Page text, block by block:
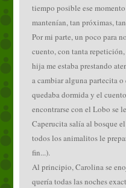
tiempo posible ese
mantenían, tan próximas,
Por mi parte, un poco para
cuento, con tanta
hija me estaba prestando
a cambiar alguna partecita
quedaba dormida y el
encontrarse con el Lobo se
Caperucita salía al bosque
todos los animalitos le
fin...).
Al principio, Carolina se
quería todas las noches